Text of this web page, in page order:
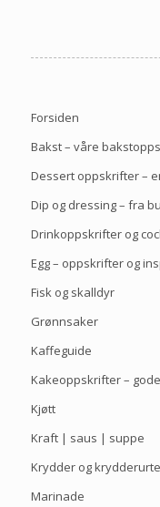
Forsiden
Bakst – våre
Dessert oppskrifter –
Dip og dressing – fra
Drinkoppskrifter og
Egg – oppskrifter og
Fisk og skalldyr
Grønnsaker
Kaffeguide
Kakeoppskrifter –
Kjøtt
Kraft | saus | suppe
Krydder og
Marinade